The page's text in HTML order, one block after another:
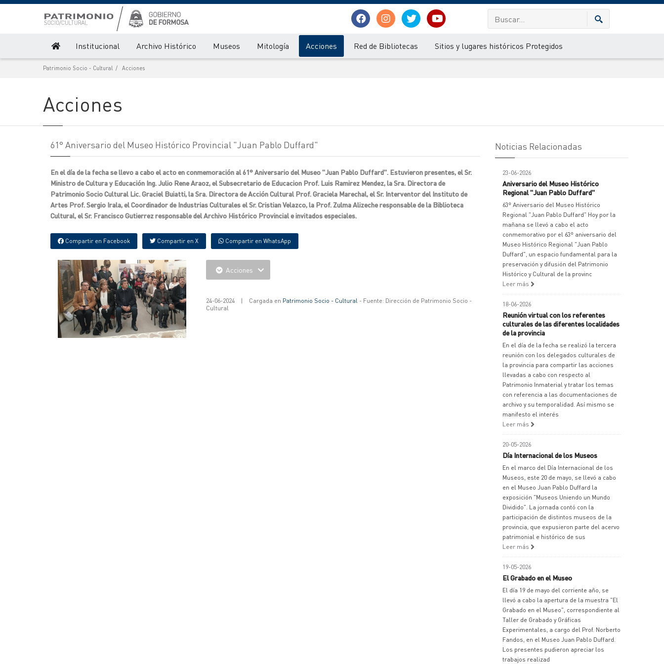
Institucional Archivo Histórico Museos Mitología Acciones Red de Bibliotecas Sitios y lugares históricos Protegidos
Patrimonio Socio - Cultural Acciones
Acciones
61° Aniversario del Museo Histórico Provincial "Juan Pablo Duffard"
En el día de la fecha se llevo a cabo el acto en conmemoración al 61° Aniversario del Museo "Juan Pablo Duffard". Estuvieron presentes, el Sr.
Ministro de Cultura y Educación Ing. Julio Rene Araoz, el Subsecretario de Educacion Prof. Luis Ramirez Mendez, la Sra. Directora de
Patrimonio Socio Cultural Lic. Graciel Buiatti, la Sra. Directora de Acción Cultural Prof. Graciela Marechal, el Sr. Interventor del Instituto de
Artes Prof. Sergio Irala, el Coordinador de Industrias Culturales el Sr. Cristian Velazco, la Prof. Zulma Alizeche responsable de la Biblioteca
Cultural, el Sr. Francisco Gutierrez responsable del Archivo Histórico Provincial e invitados especiales.
Compartir en Facebook Compartir en X Compartir en WhatsApp
Acciones
24-06-2024 | Cargada en Patrimonio Socio - Cultural- Fuente: Dirección de Patrimonio Socio -
Cultural
Noticias Relacionadas
23-06-2026
Aniversario del Museo Histórico
Regional "Juan Pablo Duffard"
63º Aniversario del Museo Histórico
Regional "Juan Pablo Duffard" Hoy por la
mañana se llevó a cabo el acto
conmemorativo por el 63º aniversario del
Museo Histórico Regional "Juan Pablo
Duffard", un espacio fundamental para la
preservación y difusión del Patrimonio
Histórico y Cultural de la provinc
Leer más
18-06-2026
Reunión virtual con los referentes
culturales de las diferentes localidades
de la provincia
En el día de la fecha se realizó la tercera
reunión con los delegados culturales de
la provincia para compartir las acciones
llevadas a cabo con respecto al
Patrimonio Inmaterial y tratar los temas
con referencia a las documentaciones de
archivo y su temporalidad. Así mismo se
manifesto el interés
Leer más
20-05-2026
Día Internacional de los Museos
En el marco del Día Internacional de los
Museos, este 20 de mayo, se llevó a cabo
en el Museo Juan Pablo Duffard la
exposición "Museos Uniendo un Mundo
Dividido". La jornada contó con la
participación de distintos museos de la
provincia, que expusieron parte del acervo
patrimonial e histórico de sus
Leer más
19-05-2026
El Grabado en el Museo
El día 19 de mayo del corriente año, se
llevó a cabo la apertura de la muestra "El
Grabado en el Museo", correspondiente al
Taller de Grabado y Gráficas
Experimentales, a cargo del Prof. Norberto
Fandos, en el Museo Juan Pablo Duffard.
Los presentes pudieron apreciar los
trabajos realizad